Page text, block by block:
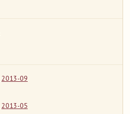
2013-09
2013-05